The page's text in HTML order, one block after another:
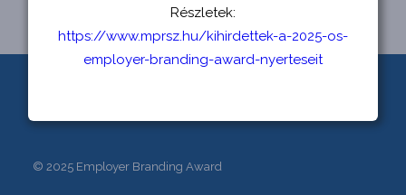
1 2
© 2025 Employer Branding Award
Részletek:
https://www.mprsz.hu/kihirdettek-a-2025-os-
employer-branding-award-nyerteseit